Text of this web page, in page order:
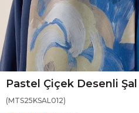
Pastel Çiçek Desenli
(MTS25KSAL012)